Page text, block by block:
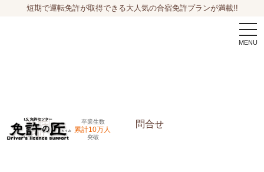
短期で運転免許が取得できる大人気の合宿免許プランが満載!!
卒業生数
累計10万人
突破
問合せ